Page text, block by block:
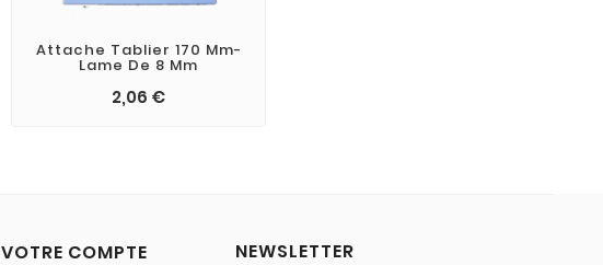
Attache Tablier 170 Mm-
Lame De 8 Mm
2,06 €
VOTRE COMPTE NEWSLETTER